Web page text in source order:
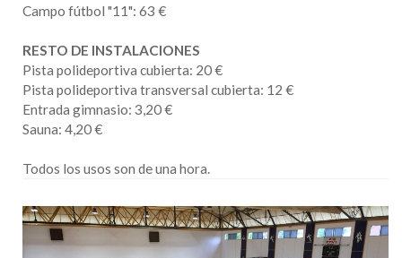
Campo fútbol "11": 63 €
RESTO DE INSTALACIONES
Pista polideportiva cubierta: 20 €
Pista polideportiva transversal cubierta: 12 €
Entrada gimnasio: 3,20 €
Sauna: 4,20 €
Todos los usos son de una hora.